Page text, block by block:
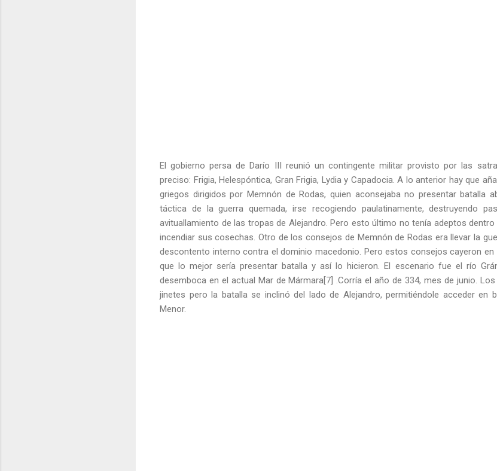
El gobierno persa de Darío III reunió un contingente militar provisto por las
preciso: Frigia, Helespóntica, Gran Frigia, Lydia y Capadocia. A lo anterior hay que
griegos dirigidos por Memnón de Rodas, quien aconsejaba no presentar batalla
táctica de la guerra quemada, irse recogiendo paulatinamente, destruyendo
avituallamiento de las tropas de Alejandro. Pero esto último no tenía adeptos
incendiar sus cosechas. Otro de los consejos de Memnón de Rodas era llevar la
descontento interno contra el dominio macedonio. Pero estos consejos cayeron
que lo mejor sería presentar batalla y así lo hicieron. El escenario fue el río
desemboca en el actual Mar de Mármara[7] .Corría el año de 334, mes de junio.
jinetes pero la batalla se inclinó del lado de Alejandro, permitiéndole acceder en
Menor.